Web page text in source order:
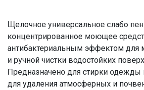
Щелочное универсальное слабо
концентрированное моющее
антибактериальным эффектом для
и ручной чистки водостойких
Предназначено для стирки одежды
для удаления атмосферных и